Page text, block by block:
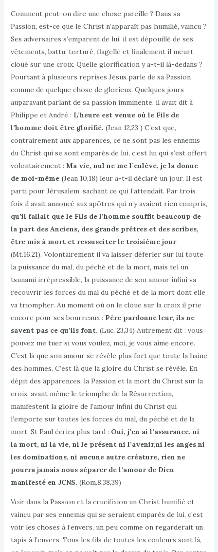
Comment peut-on dire une chose pareille ? Dans sa
Passion, est-ce que le Christ n’apparaît pas humilié, vaincu ?
Ses adversaires s’emparent de lui, il est dépouillé de ses
vêtements, battu, torturé, flagellé et finalement il meurt
cloué sur une croix. Quelle glorification y a-t-il là-dedans ?
Pourtant à plusieurs reprises Jésus parle de sa Passion
comme de quelque chose de glorieux. Quelques jours
auparavant,parlant de sa passion imminente, il avait dit à
Philippe et André : L’heure est venue où le Fils de
l’homme doit être glorifié. (Jean 12,23 ) C’est que,
contrairement aux apparences, ce ne sont pas les ennemis
du Christ qui se sont emparés de lui, c’est lui qui s’est offert
volontairement : Ma vie, nul ne me l’enlève, je la donne
de moi-même (Jean 10,18) leur a-t-il déclaré un jour. Il est
parti pour Jérusalem, sachant ce qui l’attendait. Par trois
fois il avait annoncé aux apôtres qui n’y avaient rien compris,
qu’il fallait que le Fils de l’homme souffit beaucoup de
la part des Anciens, des grands prêtres et des scribes,
être mis à mort et ressusciter le troisième jour
(Mt.16,21). Volontairement il va laisser déferler sur lui toute
la puissance du mal, du péché et de la mort, mais tel un
tsunami irrépressible, la puissance de son amour infini va
recouvrir les forces du mal du péché et de la mort dont elle
va triompher. Au moment où on le cloue sur la croix il prie
encore pour ses bourreaux : Père pardonne leur, ils ne
savent pas ce qu’ils font. (Luc, 23,34) Autrement dit : vous
pouvez me tuer si vous voulez, moi, je vous aime encore.
C’est là que son amour se révèle plus fort que toute la haine
des hommes. C’est là que la gloire du Christ se révèle. En
dépit des apparences, la Passion et la mort du Christ sur la
croix, avant même le triomphe de la Résurrection,
manifestent la gloire de l’amour infini du Christ qui
l’emporte sur toutes les forces du mal, du péché et de la
mort. St Paul écrira plus tard : Oui, j’en ai l’assurance, ni
la mort, ni la vie, ni le présent ni l’avenir,ni les anges ni
les dominations, ni aucune autre créature, rien ne
pourra jamais nous séparer de l’amour de Dieu
manifesté en JCNS. (Rom.8,38,39)
Voir dans la Passion et la crucifixion un Christ humilié et
vaincu par ses ennemis qui se seraient emparés de lui, c’est
voir les choses à l’envers, un peu comme on regarderait un
tapis à l’envers. Tous les fils de toutes les couleurs sont là,